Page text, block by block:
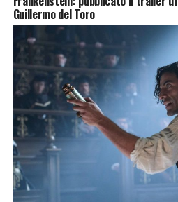
Guillermo del Toro